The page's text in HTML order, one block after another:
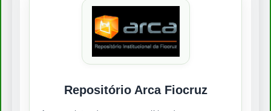
Repositório Arca Fiocruz